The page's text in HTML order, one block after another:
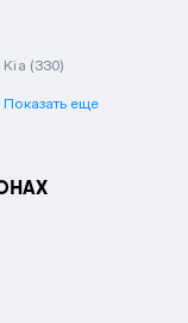
Kia (330)
Показать еще